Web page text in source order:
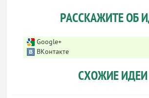
РАССКАЖИТЕ ОБ
Google+
ВКонтакте
СХОЖИЕ ИДЕИ